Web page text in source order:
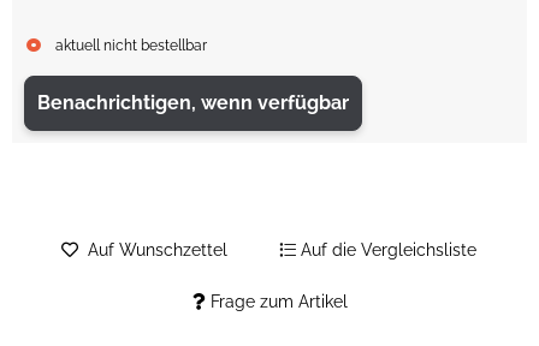
aktuell nicht bestellbar
Benachrichtigen, wenn verfügbar
Frage zum Artikel
Auf Wunschzettel Auf die Vergleichsliste